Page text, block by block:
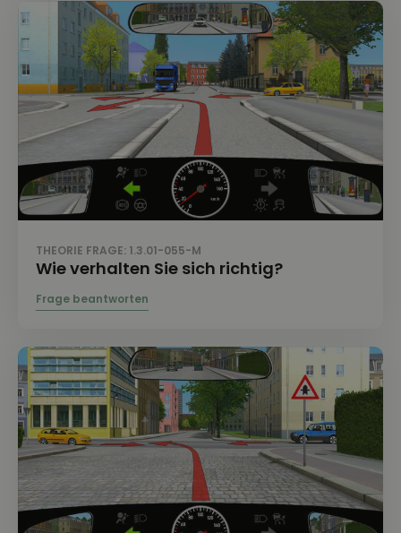
THEORIE FRAGE: 1.3.01-055-M
Wie verhalten Sie sich richtig?